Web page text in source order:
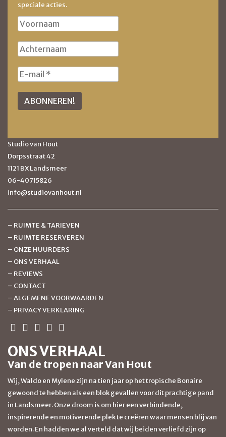
speciale acties.
Studio van Hout
Dorpsstraat 42
1121 BX Landsmeer
06-40715826
info@studiovanhout.nl
– RUIMTE & TARIEVEN
– RUIMTE RESERVEREN
– ONZE HUURDERS
– ONS VERHAAL
– REVIEWS
– CONTACT
–ALGEMENE VOORWAARDEN
– PRIVACY VERKLARING
ONS VERHAAL
Van de tropen naar Van Hout
Wij, Waldo en Mylene zijn na tien jaar op het tropische Bonaire
gewoond te hebben als een blok gevallen voor dit prachtige pand
in Landsmeer. Onze droom is om hier een verbindende,
inspirerende en motiverende plek te creëren waar mensen blij van
worden. En hadden we al verteld dat wij beiden verliefd zijn op